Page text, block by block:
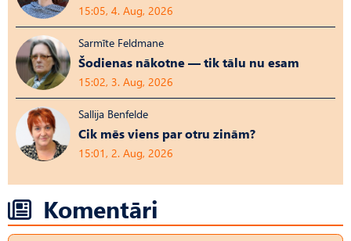
15:05, 4. Aug, 2026
Sarmīte Feldmane
Šodienas nākotne — tik tālu nu esam
15:02, 3. Aug, 2026
Sallija Benfelde
Cik mēs viens par otru zinām?
15:01, 2. Aug, 2026
Komentāri